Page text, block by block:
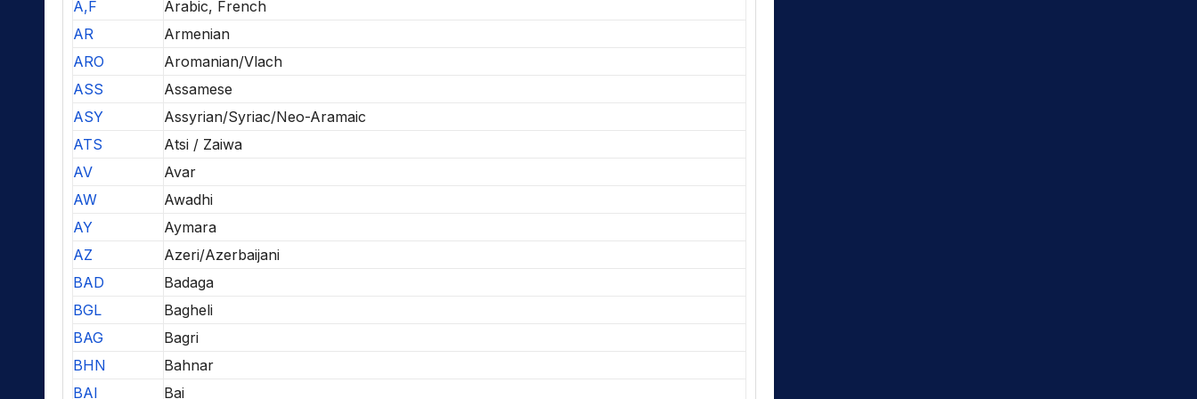
A,F
Arabic, French
AR
Armenian
ARO
Aromanian/Vlach
ASS
Assamese
ASY
Assyrian/Syriac/Neo-Aramaic
ATS
Atsi / Zaiwa
AV
Avar
AW
Awadhi
AY
Aymara
AZ
Azeri/Azerbaijani
BAD
Badaga
BGL
Bagheli
BAG
Bagri
BHN
Bahnar
BAI
Bai